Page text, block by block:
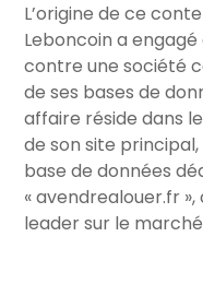
L’origine de ce
Leboncoin a
contre une société
de ses bases de
affaire réside dans
de son site
base de données
« avendrealouer.fr
leader sur le